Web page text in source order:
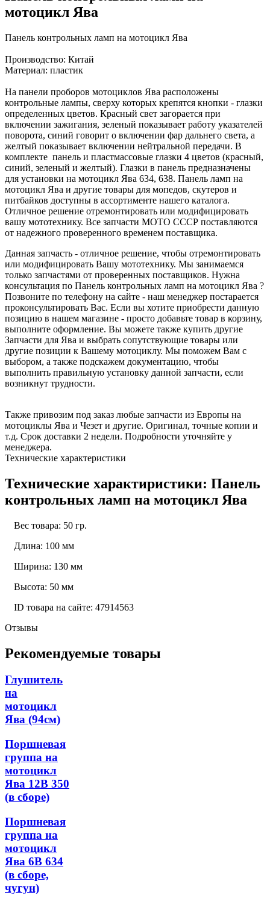
мотоцикл Ява
Панель контрольных ламп на мотоцикл Ява
Производство: Китай
Материал: пластик
На панели проборов мотоциклов Ява расположены
контрольные лампы, сверху которых крепятся кнопки - глазки
определенных цветов. Красный свет загорается при
включении зажигания, зеленый показывает работу указателей
поворота, синий говорит о включении фар дальнего света, а
желтый показывает включении нейтральной передачи. В
комплекте панель и пластмассовые глазки 4 цветов (красный,
синий, зеленый и желтый). Глазки в панель предназначены
для установки на мотоцикл Ява 634, 638. Панель ламп на
мотоцикл Ява и другие товары для мопедов, скутеров и
питбайков доступны в ассортименте нашего каталога.
Отличное решение отремонтировать или модифицировать
вашу мототехнику. Все запчасти МОТО СССР поставляются
от надежного проверенного временем поставщика.
Данная запчасть - отличное решение, чтобы отремонтировать
или модифицировать Вашу мототехнику. Мы занимаемся
только запчастями от проверенных поставщиков. Нужна
консультация по Панель контрольных ламп на мотоцикл Ява ?
Позвоните по телефону на сайте - наш менеджер постарается
проконсультировать Вас. Если вы хотите приобрести данную
позицию в нашем магазине - просто добавьте товар в корзину,
выполните оформление. Вы можете также купить другие
Запчасти для Ява и выбрать сопутствующие товары или
другие позиции к Вашему мотоциклу. Мы поможем Вам с
выбором, а также подскажем документацию, чтобы
выполнить правильную установку данной запчасти, если
возникнут трудности.
Также привозим под заказ любые запчасти из Европы на
мотоциклы Ява и Чезет и другие. Оригинал, точные копии и
т.д. Срок доставки 2 недели. Подробности уточняйте у
менеджера.
Технические характеристики
Технические характиристики: Панель
контрольных ламп на мотоцикл Ява
Вес товара: 50 гр.
Длина: 100 мм
Ширина: 130 мм
Высота: 50 мм
ID товара на сайте: 47914563
Отзывы
Рекомендуемые товары
Глушитель
на
мотоцикл
Ява (94см)
Поршневая
группа на
мотоцикл
Ява 12В 350
(в сборе)
Поршневая
группа на
мотоцикл
Ява 6В 634
(в сборе,
чугун)